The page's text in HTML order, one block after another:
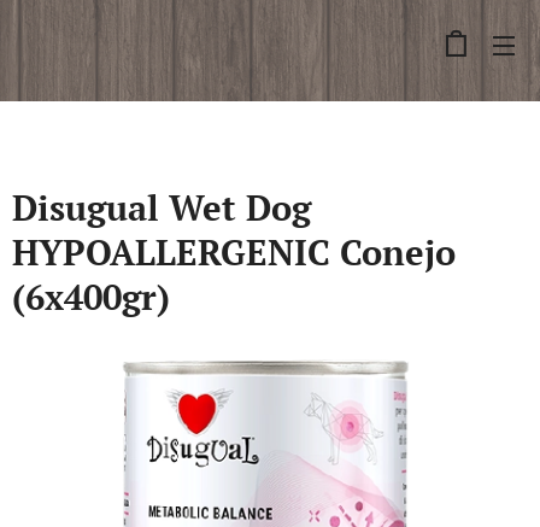
Disugual Wet Dog
HYPOALLERGENIC Conejo
(6x400gr)